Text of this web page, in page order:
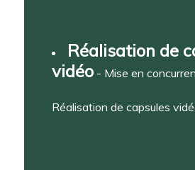
Réalisation de
vidéo- Mise en
Réalisation de capsules